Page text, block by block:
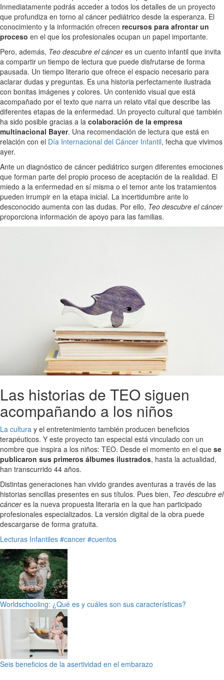
Inmediatamente podrás acceder a todos los detalles de un proyecto
que profundiza en torno al cáncer pediátrico desde la esperanza. El
conocimiento y la información ofrecen recursos para afrontar un
proceso en el que los profesionales ocupan un papel importante.
Pero, además, Teo descubre el cánceres un cuento infantil que invita
a compartir un tiempo de lectura que puede disfrutarse de forma
pausada. Un tiempo literario que ofrece el espacio necesario para
aclarar dudas y preguntas. Es una historia perfectamente ilustrada
con bonitas imágenes y colores. Un contenido visual que está
acompañado por el texto que narra un relato vital que describe las
diferentes etapas de la enfermedad. Un proyecto cultural que también
ha sido posible gracias a la colaboración de la empresa
multinacional Bayer. Una recomendación de lectura que está en
relación con el Día Internacional del Cáncer Infantil, fecha que vivimos
ayer.
Ante un diagnóstico de cáncer pediátrico surgen diferentes emociones
que forman parte del propio proceso de aceptación de la realidad. El
miedo a la enfermedad en sí misma o el temor ante los tratamientos
pueden irrumpir en la etapa inicial. La incertidumbre ante lo
desconocido aumenta con las dudas. Por ello, Teo descubre el cáncer
proporciona información de apoyo para las familias.
Las historias de TEO siguen
acompañando a los niños
La cultura y el entretenimiento también producen beneficios
terapéuticos. Y este proyecto tan especial está vinculado con un
nombre que inspira a los niños: TEO. Desde el momento en el que se
publicaron sus primeros álbumes ilustrados, hasta la actualidad,
han transcurrido 44 años.
Distintas generaciones han vivido grandes aventuras a través de las
historias sencillas presentes en sus títulos. Pues bien, Teo descubre el
cánceres la nueva propuesta literaria en la que han participado
profesionales especializados. La versión digital de la obra puede
descargarse de forma gratuita.
Lecturas Infantiles #cancer #cuentos
Worldschooling: ¿Qué es y cuáles son sus características?
Seis beneficios de la asertividad en el embarazo